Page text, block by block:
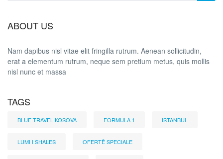
ABOUT US
Nam dapibus nisl vitae elit fringilla rutrum. Aenean sollicitudin,
erat a elementum rutrum, neque sem pretium metus, quis mollis
nisl nunc et massa
TAGS
BLUE TRAVEL KOSOVA FORMULA 1 ISTANBUL
LUMI I SHALES OFERTË SPECIALE